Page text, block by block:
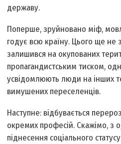
державу.
По­перше, зруйновано міф,
годує всю країну. Цього ще не
залишився на окупованих
пропагандистським тиском,
усвідомлюють люди на інших
вимушених переселенців.
Наступне: відбувається
окремих професій. Скажімо, з
піднесення соціального